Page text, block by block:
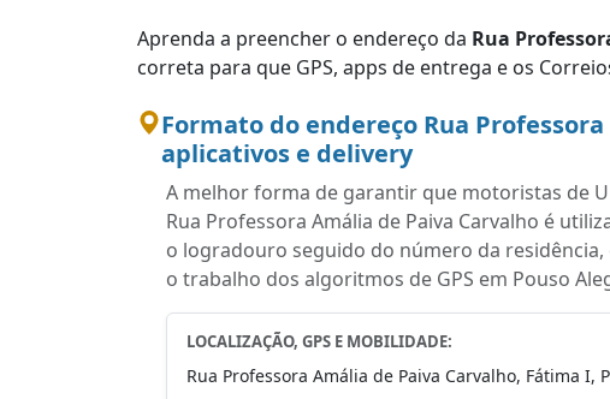
Aprenda a preencher o endereço da Rua
correta para que GPS, apps de entrega e os
Formato do endereço Rua
aplicativos e delivery
A melhor forma de garantir que motoristas de
Rua Professora Amália de Paiva Carvalho é
o logradouro seguido do número da
o trabalho dos algoritmos de GPS em Pouso
LOCALIZAÇÃO, GPS E MOBILIDADE:
Rua Professora Amália de Paiva Carvalho, Fátima I,